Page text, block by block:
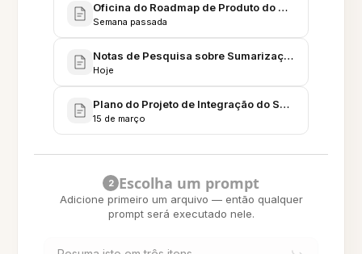
Oficina do Roadmap de Produto do 3º Trimestre -
Semana passada
Notas de Pesquisa sobre Sumarização - Modelos,
Hoje
Plano do Projeto de Integração do Sumarizador -
15 de março
2 Escolha um prompt
Adicione primeiro um arquivo — então qualquer
prompt será executado nele.